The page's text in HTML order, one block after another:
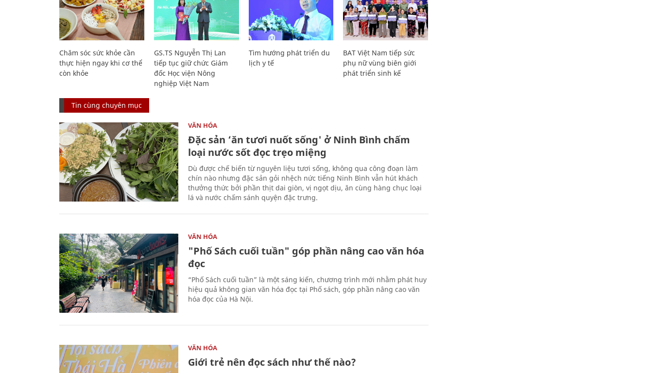
Chăm sóc sức khỏe cần
thực hiện ngay khi cơ thể
còn khỏe
GS.TS Nguyễn Thị Lan
tiếp tục giữ chức Giám
đốc Học viện Nông
nghiệp Việt Nam
Tìm hướng phát triển du
lịch y tế
BAT Việt Nam tiếp sức
phụ nữ vùng biên giới
phát triển sinh kế
Tin cùng chuyên mục
VĂN HÓA
Đặc sản ‘ăn tươi nuốt sống' ở Ninh Bình chấm
loại nước sốt đọc trẹo miệng
Dù được chế biến từ nguyên liệu tươi sống, không qua công đoạn làm
chín nào nhưng đặc sản gỏi nhệch nức tiếng Ninh Bình vẫn hút khách
thưởng thức bởi phần thịt dai giòn, vị ngọt dịu, ăn cùng hàng chục loại
lá và nước chấm sánh quyện đặc trưng.
VĂN HÓA
"Phố Sách cuối tuần" góp phần nâng cao văn hóa
đọc
“Phố Sách cuối tuần” là một sáng kiến, chương trình mới nhằm phát huy
hiệu quả không gian văn hóa đọc tại Phố sách, góp phần nâng cao văn
hóa đọc của Hà Nội.
VĂN HÓA
Giới trẻ nên đọc sách như thế nào?